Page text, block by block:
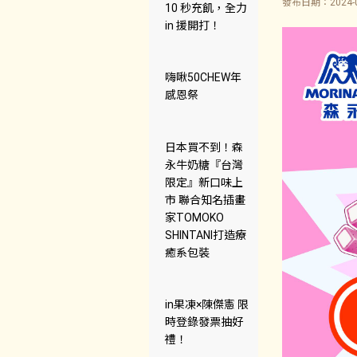
10 秒充飢，全力
in 援開打！
嗨啾50CHEW年
感恩祭
日本買不到！森
永牛奶糖『台灣
限定』新口味上
市 聯合知名插畫
家TOMOKO
SHINTANI打造療
癒系包裝
in果凍×陳傑憲 限
時登錄發票抽好
禮！
發布日期：2024-